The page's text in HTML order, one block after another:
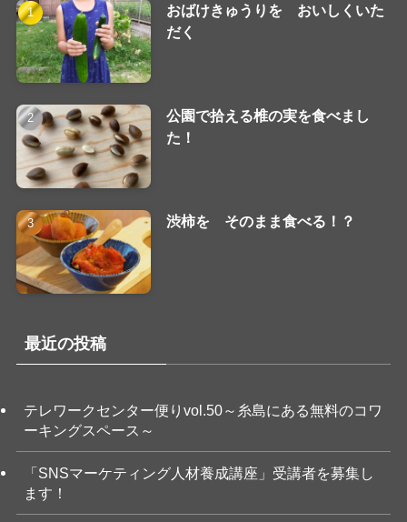
おばけきゅうりを おいしくいた
だく
公園で拾える椎の実を食べまし
た！
渋柿を そのまま食べる！？
最近の投稿
テレワークセンター便りvol.50～糸島にある無料のコワ
ーキングスペース～
「SNSマーケティング人材養成講座」受講者を募集し
ます！